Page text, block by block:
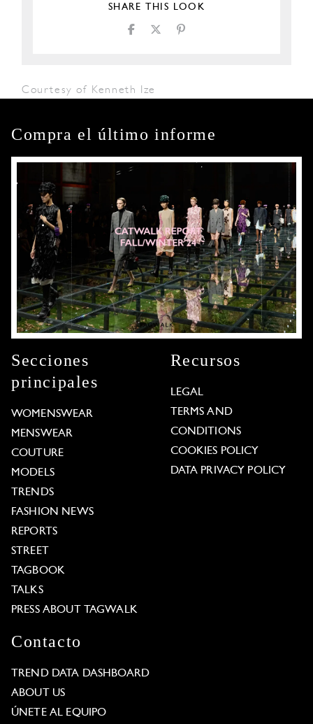
SHARE THIS LOOK
Courtesy of Kenneth Ize
Compra el último informe
Secciones
principales
WOMENSWEAR
MENSWEAR
COUTURE
MODELS
TRENDS
FASHION NEWS
REPORTS
STREET
TAGBOOK
TALKS
PRESS ABOUT TAGWALK
Recursos
LEGAL
TERMS AND
CONDITIONS
COOKIES POLICY
DATA PRIVACY POLICY
Contacto
TREND DATA DASHBOARD
ABOUT US
ÚNETE AL EQUIPO